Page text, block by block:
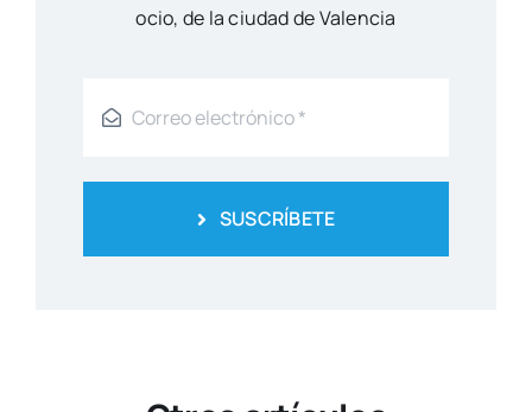
ocio, de la ciu­dad de Valen­cia
SUSCRÍBETE